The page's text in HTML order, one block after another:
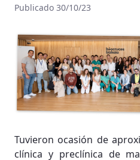
Publicado 30/10/23
Tuvieron ocasión de
clínica y preclínica de